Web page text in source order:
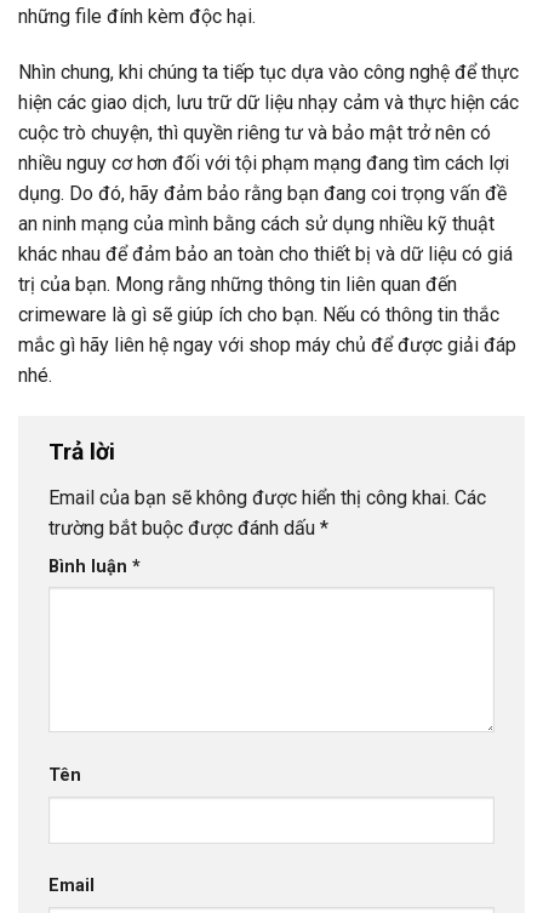
những file đính kèm độc hại.
Nhìn chung, khi chúng ta tiếp tục dựa vào công nghệ để thực
hiện các giao dịch, lưu trữ dữ liệu nhạy cảm và thực hiện các
cuộc trò chuyện, thì quyền riêng tư và bảo mật trở nên có
nhiều nguy cơ hơn đối với tội phạm mạng đang tìm cách lợi
dụng. Do đó, hãy đảm bảo rằng bạn đang coi trọng vấn đề
an ninh mạng của mình bằng cách sử dụng nhiều kỹ thuật
khác nhau để đảm bảo an toàn cho thiết bị và dữ liệu có giá
trị của bạn. Mong rằng những thông tin liên quan đến
crimeware là gì sẽ giúp ích cho bạn. Nếu có thông tin thắc
mắc gì hãy liên hệ ngay với shop máy chủ để được giải đáp
nhé.
Trả lời
Email của bạn sẽ không được hiển thị công khai. Các
trường bắt buộc được đánh dấu *
Bình luận *
Tên
Email